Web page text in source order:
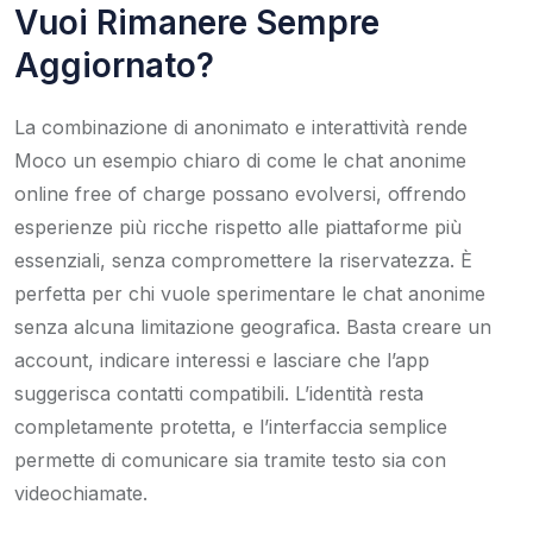
Vuoi Rimanere Sempre
Aggiornato?
La combinazione di anonimato e interattività rende
Moco un esempio chiaro di come le chat anonime
online free of charge possano evolversi, offrendo
esperienze più ricche rispetto alle piattaforme più
essenziali, senza compromettere la riservatezza. È
perfetta per chi vuole sperimentare le chat anonime
senza alcuna limitazione geografica. Basta creare un
account, indicare interessi e lasciare che l’app
suggerisca contatti compatibili. L’identità resta
completamente protetta, e l’interfaccia semplice
permette di comunicare sia tramite testo sia con
videochiamate.